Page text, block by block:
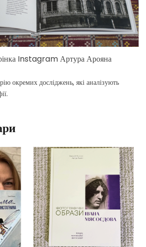
Instagram Артура Арояна
окремих досліджень, які аналізують